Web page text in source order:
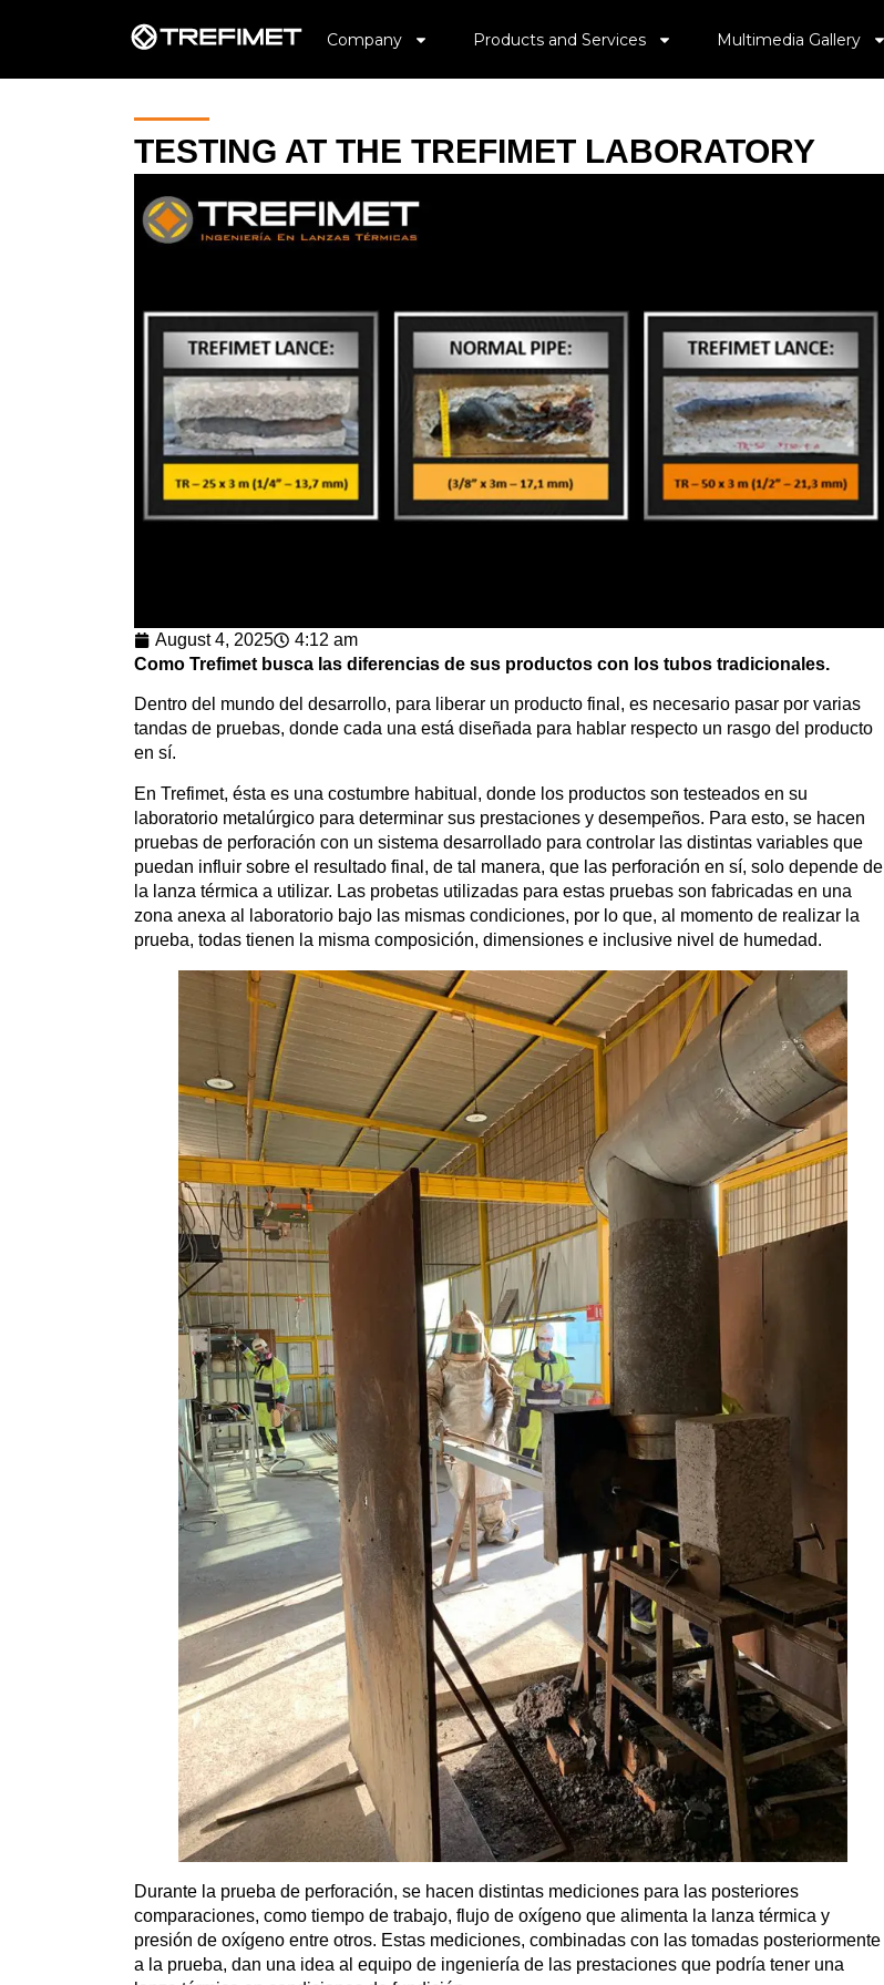
Company Products and Services Multimedia Gallery
TESTING AT THE TREFIMET LABORATORY
August 4, 2025
4:12 am
Como Trefimet busca las diferencias de sus productos con los tubos tradicionales.
Dentro del mundo del desarrollo, para liberar un producto final, es necesario pasar por varias
tandas de pruebas, donde cada una está diseñada para hablar respecto un rasgo del producto
en sí.
En Trefimet, ésta es una costumbre habitual, donde los productos son testeados en su
laboratorio metalúrgico para determinar sus prestaciones y desempeños. Para esto, se hacen
pruebas de perforación con un sistema desarrollado para controlar las distintas variables que
puedan influir sobre el resultado final, de tal manera, que las perforación en sí, solo depende de
la lanza térmica a utilizar. Las probetas utilizadas para estas pruebas son fabricadas en una
zona anexa al laboratorio bajo las mismas condiciones, por lo que, al momento de realizar la
prueba, todas tienen la misma composición, dimensiones e inclusive nivel de humedad.
Durante la prueba de perforación, se hacen distintas mediciones para las posteriores
comparaciones, como tiempo de trabajo, flujo de oxígeno que alimenta la lanza térmica y
presión de oxígeno entre otros. Estas mediciones, combinadas con las tomadas posteriormente
a la prueba, dan una idea al equipo de ingeniería de las prestaciones que podría tener una